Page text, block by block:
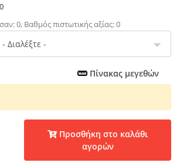
0, Βαθμός πιστωτικής αξίας: 0
Πίνακας μεγεθών
αγορών